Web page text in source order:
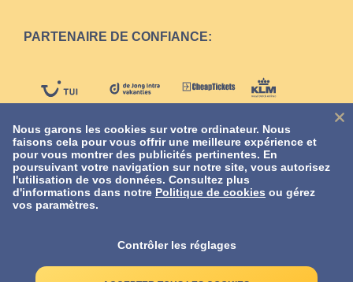
PARTENAIRE DE CONFIANCE:
Droits d'auteur
Nous garons les cookies sur votre ordinateur. Nous
faisons cela pour vous offrir une meilleure expérience et
pour vous montrer des publicités pertinentes. En
poursuivant votre navigation sur notre site, vous autorisez
l'utilisation de vos données. Consultez plus
d'informations dans notre Politique de cookies ou gérez
vos paramètres.
Contrôler les réglages